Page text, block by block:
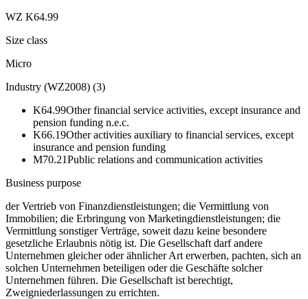
WZ K64.99
Size class
Micro
Industry (WZ2008) (3)
K64.99Other financial service activities, except insurance and
pension funding n.e.c.
K66.19Other activities auxiliary to financial services, except
insurance and pension funding
M70.21Public relations and communication activities
Business purpose
der Vertrieb von Finanzdienstleistungen; die Vermittlung von
Immobilien; die Erbringung von Marketingdienstleistungen; die
Vermittlung sonstiger Verträge, soweit dazu keine besondere
gesetzliche Erlaubnis nötig ist. Die Gesellschaft darf andere
Unternehmen gleicher oder ähnlicher Art erwerben, pachten, sich an
solchen Unternehmen beteiligen oder die Geschäfte solcher
Unternehmen führen. Die Gesellschaft ist berechtigt,
Zweigniederlassungen zu errichten.